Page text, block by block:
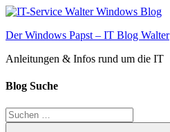
Zum
springen
Der Windows Papst – IT Blog Walter
Anleitungen & Infos rund um die IT
Blog Suche
Suchen
nach: